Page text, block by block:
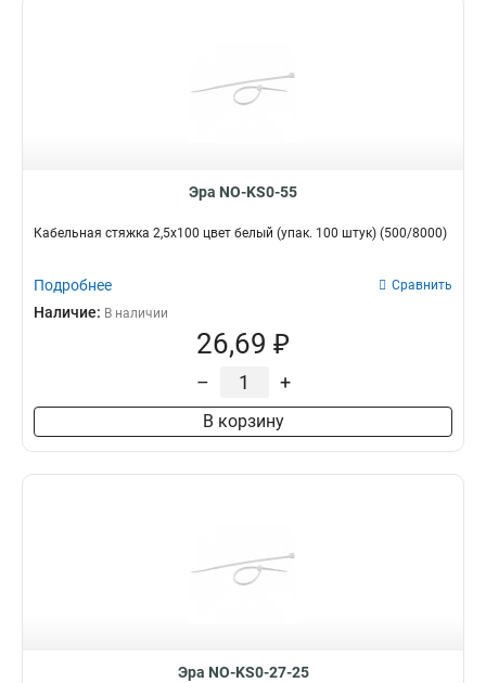
Эра NO-KS0-55
Кабельная стяжка 2,5х100 цвет белый (упак. 100 штук) (500/8000)
Подробнее Сравнить
Наличие: В наличии
26,69 ₽
– +
В корзину
Эра NO-KS0-27-25